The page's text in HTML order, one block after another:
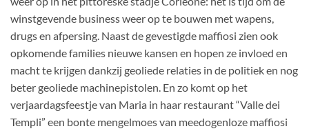
waarderingen
winstgevende business weer op te bouwen met wapens,
drugs en afpersing. Naast de gevestigde maffiosi zien ook
opkomende families nieuwe kansen en hopen ze invloed en
macht te krijgen dankzij geoliede relaties in de politiek en nog
beter geoliede machinepistolen. En zo komt op het
verjaardagsfeestje van Maria in haar restaurant “Valle dei
Templi” een bonte mengelmoes van meedogenloze maffiosi